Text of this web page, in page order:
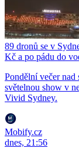
89 dronů se v
Kč a po pádu do
Pondělní večer
světelnou show v
Vivid Sydney.
Mobify.cz
dnes, 21:56